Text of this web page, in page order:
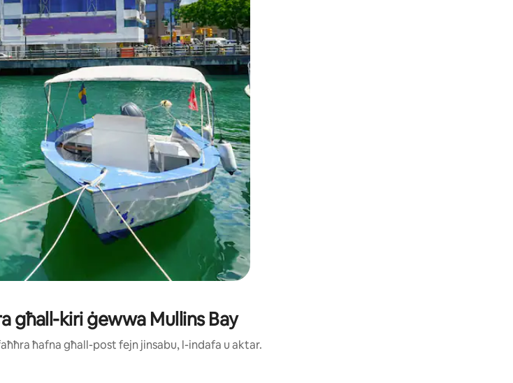
tal-vleġeġ 'il fuq jew 'l isfel jew billi tmiss u tmexxi subgħajk fuq l-iskrin.
għall-kiri ġewwa Mullins Bay
ħafna għall-post fejn jinsabu, l-indafa u aktar.